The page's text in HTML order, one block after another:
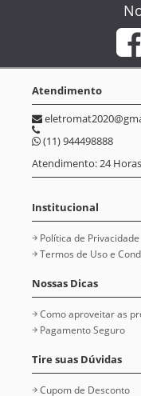
Atendimento
(11) 944498888
Atendimento: 24 Horas
Institucional
Política de Privacidade
Termos de Uso e
Nossas Dicas
Como aproveitar as
Pagamento Seguro
Tire suas Dúvidas
Cupom de Desconto